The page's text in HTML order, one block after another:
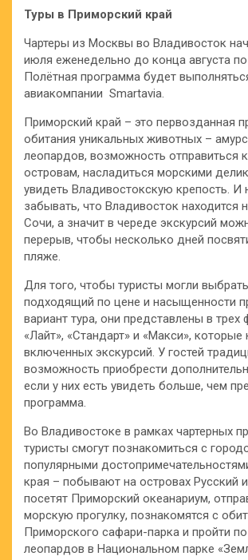
Туры в Приморский край
Чартеры из Москвы во Владивосток
июля еженедельно до конца августа
Полётная программа будет
авиакомпании Smartavia.
Приморский край – это первозданная
обитания уникальных животных –
леопардов, возможность отправиться
островам, насладиться морскими
увидеть Владивостокскую крепость. И
забывать, что Владивосток находится
Сочи, а значит в череде экскурсий
перерыв, чтобы несколько дней
пляже.
Для того, чтобы туристы могли
подходящий по цене и насыщенности
вариант тура, они представлены в трех
«Лайт», «Стандарт» и «Макси», которые
включенных экскурсий. У гостей
возможность приобрести
если у них есть увидеть больше, чем
программа.
Во Владивостоке в рамках чартерных
туристы смогут познакомиться с
популярными
края – побывают на островах Русский
посетят Приморский океанариум,
морскую прогулку, познакомятся с
Приморского сафари-парка и пройти
леопардов в Национальном парке